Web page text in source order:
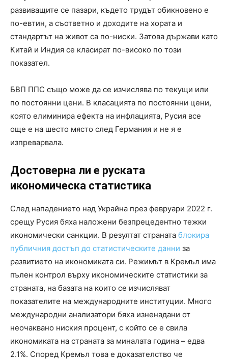
развиващите се пазари, където трудът обикновено е
по-евтин, а съответно и доходите на хората и
стандартът на живот са по-ниски. Затова държави като
Китай и Индия се класират по-високо по този
показател.
БВП ППС също може да се изчислява по текущи или
по постоянни цени. В класацията по постоянни цени,
която елиминира ефекта на инфлацията, Русия все
още е на шесто място след Германия и не я е
изпреварвала.
Достоверна ли е руската
икономическа статистика
След нападението над Украйна през февруари 2022 г.
срещу Русия бяха наложени безпрецедентно тежки
икономически санкции. В резултат страната блокира
публичния достъп до статистическите данни за
развитието на икономиката си. Режимът в Кремъл има
пълен контрол върху икономическите статистики за
страната, на базата на които се изчисляват
показателите на международните институции. Много
международни анализатори бяха изненадани от
неочаквано ниския процент, с който се е свила
икономиката на страната за миналата година – едва
2.1%. Според Кремъл това е доказателство че